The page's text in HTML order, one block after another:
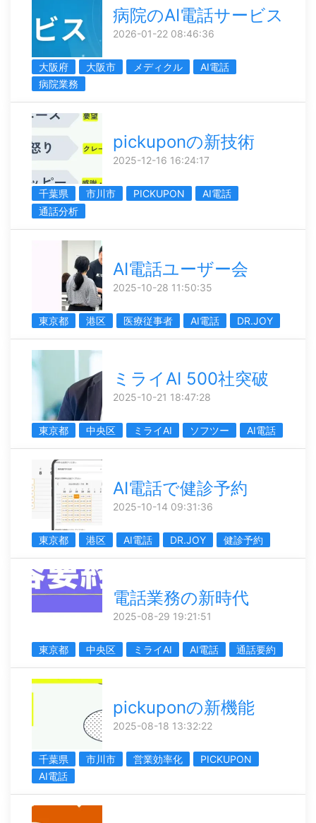
病院のAI電話サービス
2026-01-22 08:46:36
大阪府 大阪市 メディクル
AI電話
病院業務
pickuponの新技術
2025-12-16 16:24:17
千葉県 市川市 PICKUPON
AI電話
通話分析
AI電話ユーザー会
2025-10-28 11:50:35
東京都 港区 医療従事者 AI電話 DR.JOY
ミライAI 500社突破
2025-10-21 18:47:28
東京都 中央区 ミライAI ソフツー AI電話
AI電話で健診予約
2025-10-14 09:31:36
東京都 港区 AI電話 DR.JOY 健診予約
電話業務の新時代
2025-08-29 19:21:51
東京都 中央区 ミライAI AI電話 通話要約
pickuponの新機能
2025-08-18 13:32:22
千葉県 市川市 営業効率化
PICKUPON
AI電話